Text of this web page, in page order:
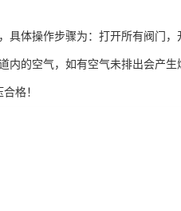
体操作步骤为：打开所有阀门
内的空气，如有空气未排出会产
格！